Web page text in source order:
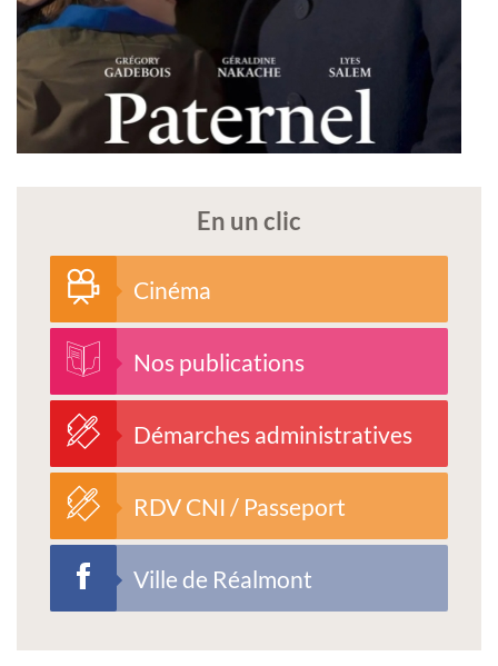
En un clic
Cinéma
Nos publications
Démarches administratives
RDV CNI / Passeport
Ville de Réalmont